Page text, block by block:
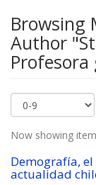
Browsing
Author
Profesora
Now showing
Demografía,
actualidad